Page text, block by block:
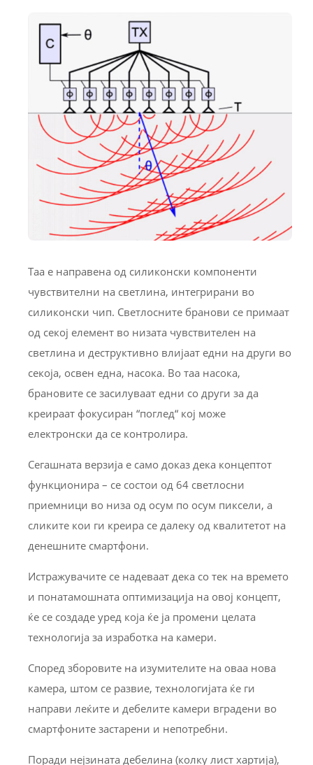
Таа е направена од силиконски компоненти
чувствителни на светлина, интегрирани во
силиконски чип. Светлосните бранови се примаат
од секој елемент во низата чувствителен на
светлина и деструктивно влијаат едни на други во
секоја, освен една, насока. Во таа насока,
брановите се засилуваат едни со други за да
креираат фокусиран “поглед“ кој може
електронски да се контролира.
Сегашната верзија е само доказ дека концептот
функционира – се состои од 64 светлосни
приемници во низа од осум по осум пиксели, а
сликите кои ги креира се далеку од квалитетот на
денешните смартфони.
Истражувачите се надеваат дека со тек на времето
и понатамошната оптимизација на овој концепт,
ќе се создаде уред која ќе ја промени целата
технологија за изработка на камери.
Според зборовите на изумителите на оваа нова
камера, штом се развие, технологијата ќе ги
направи леќите и дебелите камери вградени во
смартфоните застарени и непотребни.
Поради нејзината дебелина (колку лист хартија),